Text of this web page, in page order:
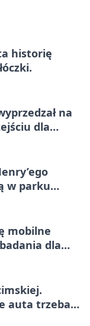
historię
na
dla
w parku
mobilne
dla
auta trzeba